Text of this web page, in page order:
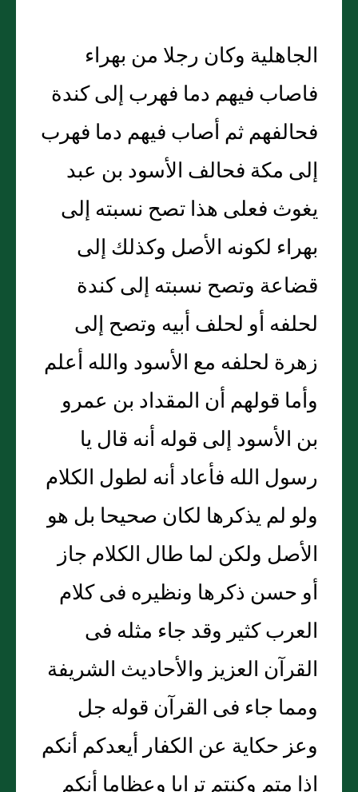
الجاهلية وكان رجلا من بهراء
فاصاب فيهم دما فهرب إلى كندة
فحالفهم ثم أصاب فيهم دما فهرب
إلى مكة فحالف الأسود بن عبد
يغوث فعلى هذا تصح نسبته إلى
بهراء لكونه الأصل وكذلك إلى
قضاعة وتصح نسبته إلى كندة
لحلفه أو لحلف أبيه وتصح إلى
زهرة لحلفه مع الأسود والله أعلم
وأما قولهم أن المقداد بن عمرو
بن الأسود إلى قوله أنه قال يا
رسول الله فأعاد أنه لطول الكلام
ولو لم يذكرها لكان صحيحا بل هو
الأصل ولكن لما طال الكلام جاز
أو حسن ذكرها ونظيره فى كلام
العرب كثير وقد جاء مثله فى
القرآن العزيز والأحاديث الشريفة
ومما جاء فى القرآن قوله جل
وعز حكاية عن الكفار أيعدكم أنكم